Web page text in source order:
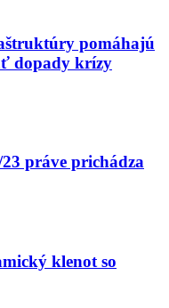
pomáhajú
dopady krízy
práve prichádza
klenot so